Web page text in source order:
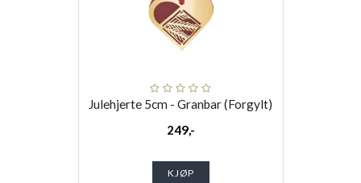
Julehjerte 5cm - Granbar (Forgylt)
249,-
KJØP